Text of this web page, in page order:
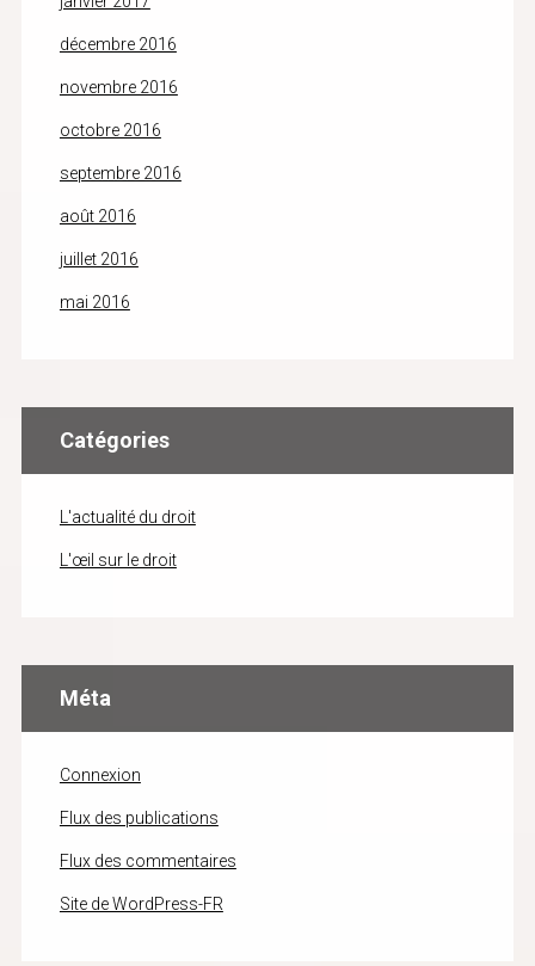
décembre 2016
novembre 2016
octobre 2016
septembre 2016
août 2016
juillet 2016
mai 2016
Catégories
L'actualité du droit
L'œil sur le droit
Méta
Connexion
Flux des publications
Flux des commentaires
Site de WordPress-FR